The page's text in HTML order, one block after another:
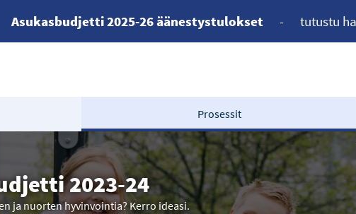
Asukasbudjetti 2025-26 äänestystulokset - tutustu
Prosessit
2023-24
ja nuorten hyvinvointia? Kerro ideasi.